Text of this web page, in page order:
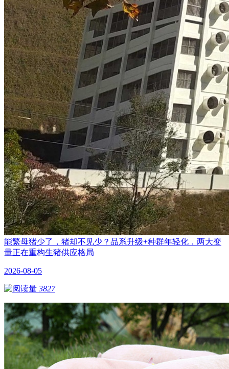
能繁母猪少了，猪却不见少？品系升级+种群年轻化，两大变
量正在重构生猪供应格局
2026-08-05
3827